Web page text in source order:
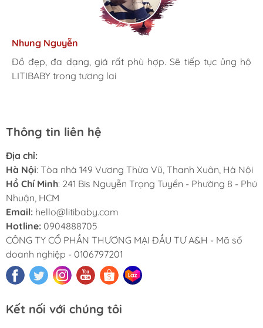
Tâm Vũ
Mình rất ưng khi đến LITIBABY. Ở đây có rất nhiều mặt
hàng phong phú, tha hồ lựa chọn. Nhân viên chuyên
Nhung Nguyễn
Đồ đẹp, đa dạng, giá rất phù hợp. Sẽ tiếp tục ủng hộ
LITIBABY trong tương lai
Ngọc Anh
Lần đầu mua hàng và trở thành khách hàng thân thiết
luôn. Tuyệt vời LITIBABY ơi
Nhà mình đã mua cho 3 con từ khi các bé mới 1 tuổi đến
giờ là 5 năm rồi, Sản phẩm tốt, giá hợp lý
Thu Thủy
LiTibaby đồ đẹp và nhiều mẫu mã, đặc biệt có nhiều
size đại, bé nhà mình hơn 50kg mua ở ngoài rất khó
Thông tin liên hệ
Địa chỉ:
Hà Nội: Tòa nhà 149 Vương Thừa Vũ, Thanh Xuân, Hà Nội
Hồ Chí Minh: 241 Bis Nguyễn Trọng Tuyển - Phường 8 - Phú
Nhuận, HCM
Email: hello@litibaby.com
Hotline: 0904888705
CÔNG TY CỔ PHẦN THƯƠNG MẠI ĐẦU TƯ A&H - Mã số
doanh nghiệp - 0106797201
Kết nối với chúng tôi